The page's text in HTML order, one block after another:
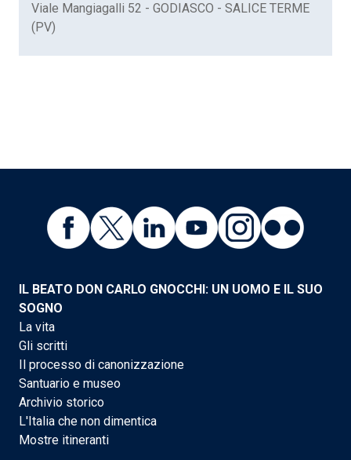
Viale Mangiagalli 52 - GODIASCO - SALICE TERME
(PV)
IL BEATO DON CARLO GNOCCHI: UN UOMO E IL SUO
SOGNO
La vita
Gli scritti
Il processo di canonizzazione
Santuario e museo
Archivio storico
L'Italia che non dimentica
Mostre itineranti